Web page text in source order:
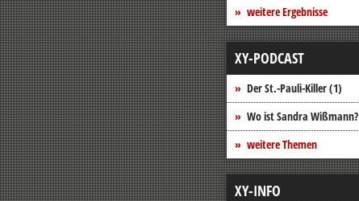
weitere Ergebnisse
XY-PODCAST
Der St.-Pauli-Killer (1)
Wo ist Sandra Wißmann?
weitere Themen
XY-INFO